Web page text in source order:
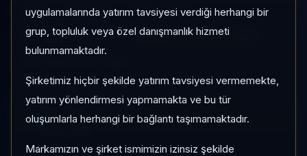
uygulamalarında yatırım tavsiyesi verdiği herhangi bir
grup, topluluk veya özel danışmanlık hizmeti
bulunmamaktadır.
Şirketimiz hiçbir şekilde yatırım tavsiyesi vermemekte,
yatırım yönlendirmesi yapmamakta ve bu tür
oluşumlarla herhangi bir bağlantı taşımamaktadır.
Markamızın ve şirket ismimizin izinsiz şekilde
ODG Değişken Risk:Düşük
Son fiyat:1,155723 TEFAS'ta İşlem Görmüyor
1 AY VE 3 AY PERFORMANS
+%3,58
3 Ay:+%10,43